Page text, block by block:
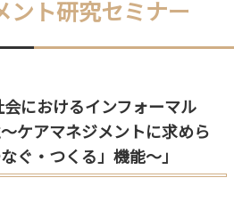
ント研究セミナー
におけるインフォーマル
ケアマネジメントに求めら
ぐ・つくる」機能～」